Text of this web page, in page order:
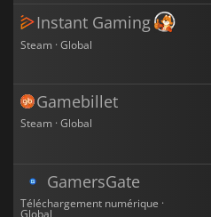
Instant Gaming
Steam · Global
Gamebillet
Steam · Global
GamersGate
Téléchargement numérique ·
Global